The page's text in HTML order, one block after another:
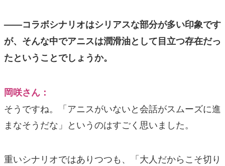
——コラボシナリオはシリアスな部分が多い印象です
が、そんな中でアニスは潤滑油として目立つ存在だっ
たということでしょうか。
岡咲さん：
そうですね。「アニスがいないと会話がスムーズに進
まなそうだな」というのはすごく思いました。
重いシナリオではありつつも、「大人だからこそ切り